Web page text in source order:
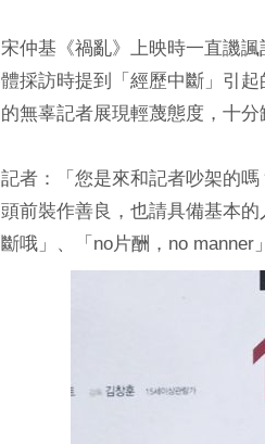
宋仲基《禍亂》上映時一直譏
體採訪時提到「經歷中斷」引
的無辜記者展現輕蔑態度，十分
記者：「您是來和記者吵架的
頭前裝作善良，也請具備基本
斷哦」、「no片酬，no manner